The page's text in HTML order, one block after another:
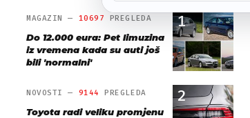
1
MAGAZIN — 10697 PREGLEDA
Do 12.000 eura: Pet limuzina
iz vremena kada su auti još
bili 'normalni'
2
NOVOSTI — 9144 PREGLEDA
Toyota radi veliku promjenu